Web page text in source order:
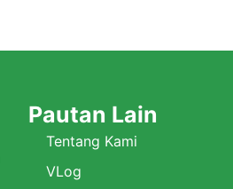
Pautan Lain
Tentang Kami
VLog